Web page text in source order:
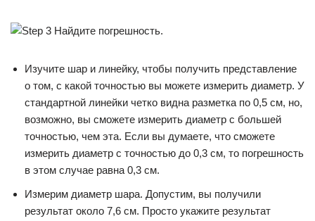
Изучите шар и линейку, чтобы получить представление
о том, с какой точностью вы можете измерить диаметр. У
стандартной линейки четко видна разметка по 0,5 см, но,
возможно, вы сможете измерить диаметр с большей
точностью, чем эта. Если вы думаете, что сможете
измерить диаметр с точностью до 0,3 см, то погрешность
в этом случае равна 0,3 см.
Измерим диаметр шара. Допустим, вы получили
результат около 7,6 см. Просто укажите результат